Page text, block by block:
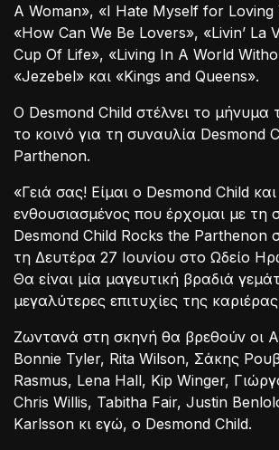
A Woman», «I Hate Myself for Loving
«How Can We Be Lovers», «Livin’ La
Cup Of Life», «Living In A World
«Jezebel» και «Kings and Queens».
Ο Desmond Child στέλνει το μήνυμα
το κοινό για τη συναυλία Desmond
Parthenon.
«Γειά σας! Είμαι ο Desmond Child
ενθουσιασμένος που έρχομαι με τη
Desmond Child Rocks the Parthenon
τη Δευτέρα 27 Ιουνίου στο Ωδείο
Θα είναι μία μαγευτική βραδιά
μεγαλύτερες επιτυχίες της
Ζωντανά στη σκηνή θα βρεθούν οι
Bonnie Tyler, Rita Wilson, Σάκης
Rasmus, Lena Hall, Kip Winger,
Chris Willis, Tabitha Fair, Justin
Karlsson κι εγώ, o Desmond Child.